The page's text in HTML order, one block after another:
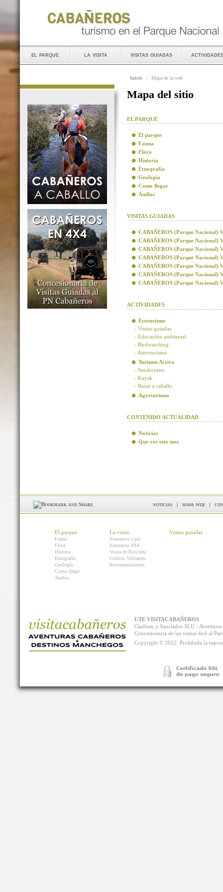
el parque la visita visitas guiadas actividades
Inicio :: Mapa de la web
Mapa del sitio
EL PARQUE
El parque
Fauna
Flora
Historia
Etnografía
Geología
Como llegar
Audios
VISITAS GUIADAS
CABAÑEROS (Parque Nacional)
CABAÑEROS (Parque Nacional)
CABAÑEROS (Parque Nacional)
CABAÑEROS (Parque Nacional)
CABAÑEROS (Parque Nacional)
CABAÑEROS (Parque Nacional)
CABAÑEROS (Parque Nacional)
ACTIVIDADES
Ecoturismo
- Visitas guiadas
- Educación ambiental
- Birdwatching
- Astroturismo
Turismo Activo
- Senderismo
- Kayak
- Rutas a caballo
Agroturismo
CONTENIDO ACTUALIDAD
Noticias
Que ver este mes
noticias | mapa web |
El parque
Fauna
Flora
Historia
Etnografía
Geología
Como llegar
Audios
La visita
Itinerarios a pie
Itinerarios 4X4
Visita en Bicicleta
Centros Visitantes
Recomendaciones
Visitas guiadas
UTE VISITACABAÑEROS
Cladium y Asociados SLU -
Concesionaria de las visitas 4x4 al
Copyright © 2022. Prohibida la